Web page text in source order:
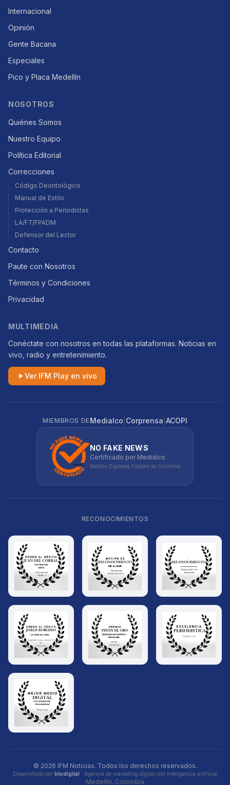
Internacional
Opinión
Gente Bacana
Especiales
Pico y Placa Medellín
NOSOTROS
Quiénes Somos
Nuestro Equipo
Política Editorial
Correcciones
Código Deontológico
Manual de Estilo
Protección a Periodistas
LA/FT/FPADM
Defensor del Lector
Contacto
Paute con Nosotros
Términos y Condiciones
Privacidad
MULTIMEDIA
Conéctate con nosotros en todas las plataformas. Noticias en
vivo, radio y entretenimiento.
Ver IFM Play en vivo
MIEMBROS DEMedialco Corprensa ACOPI
NO FAKE NEWS
Certificado por Medialco
Medios Digitales Fiables de Colombia
RECONOCIMIENTOS
© 2026 IFM Noticias. Todos los derechos reservados.
Desarrollado por btodigital · Agencia de marketing digital con inteligencia artificial
Medellín, Colombia